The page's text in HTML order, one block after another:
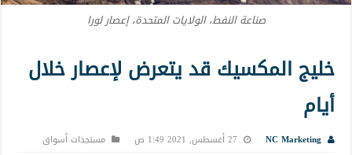
صناعة النفط، الولايات المتحدة، إعصار لورا
خليج المكسيك قد يتعرض لإعصار خلال
أيام
NC Marketing 27 أغسطس, 2021 1:49 ص مستجدات أسواق